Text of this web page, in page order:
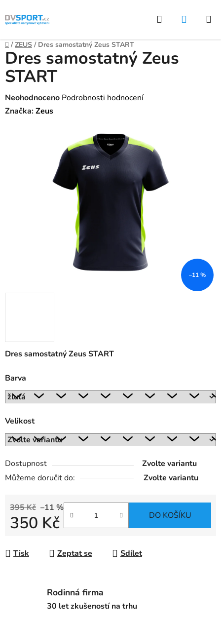
Přejít
na
Hledat
Domů
/ ZEUS / Dres samostatný Zeus START
Dres samostatný Zeus START
Barva
Velikost
Dostupnost
Zvolte variantu
Můžeme doručit do:
Zvolte variantu
395 Kč –11 %
350 Kč DO KOŠÍKU
Tisk Zeptat se Sdílet
Dres samostatný Zeus
START
Průměrné
hodnocení
Neohodnoceno Podrobnosti hodnocení
Značka:Zeus
–11 %
Rodinná firma
30 let zkušeností na trhu